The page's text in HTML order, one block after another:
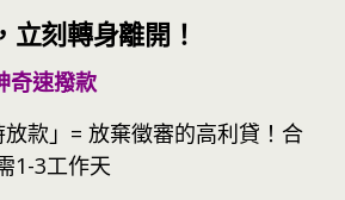
刻轉身離開！
奇速撥款
放款」= 放棄徵審的高利貸！合
1-3工作天